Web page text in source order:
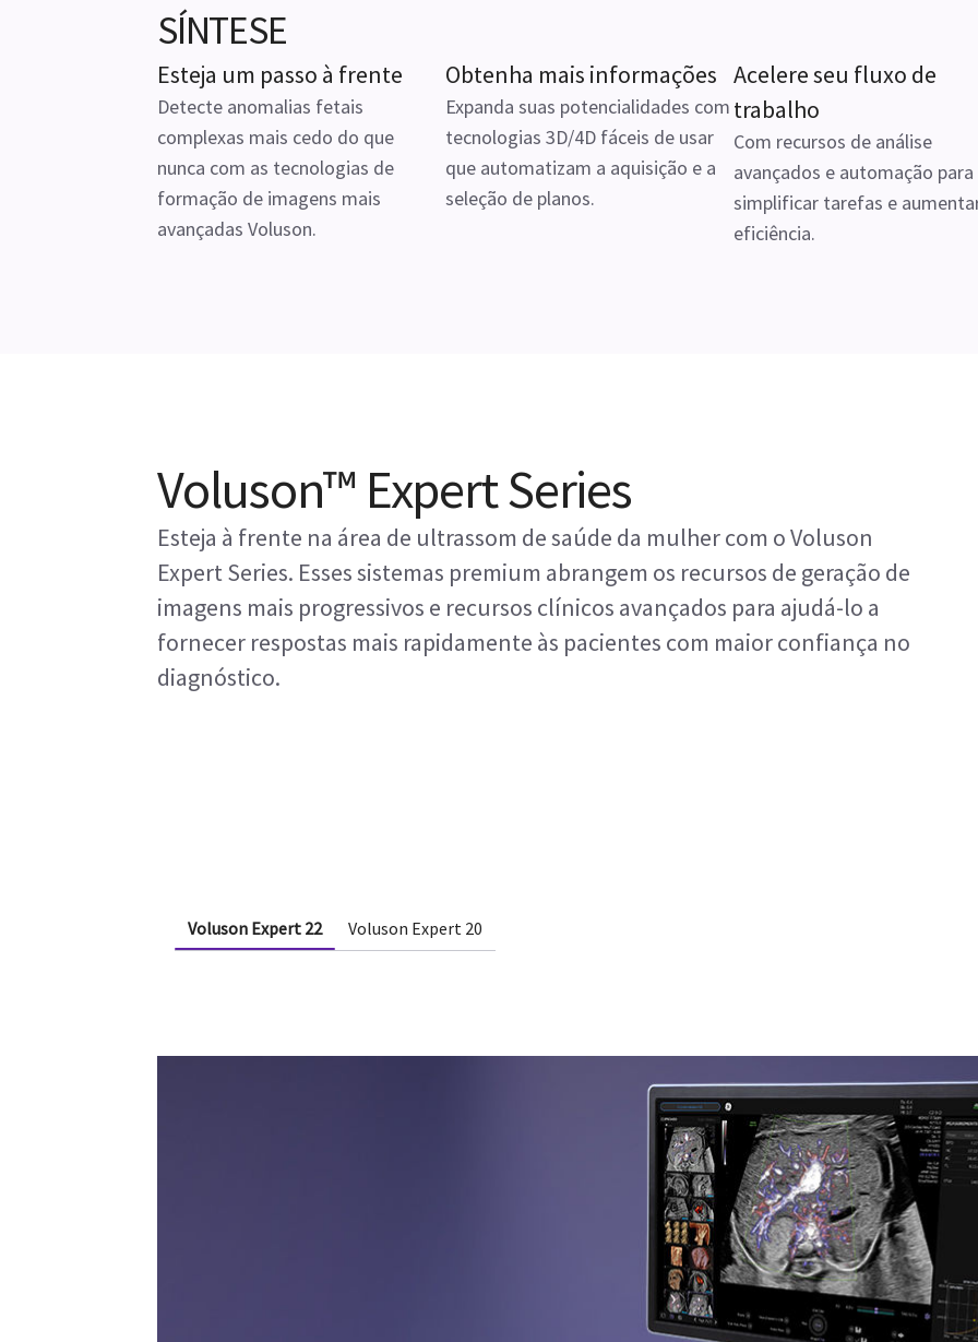
SÍNTESE
Esteja um passo à frente
Detecte anomalias fetais
complexas mais cedo do que
nunca com as tecnologias de
formação de imagens mais
avançadas Voluson.
Obtenha mais informações
Expanda suas potencialidades com
tecnologias 3D/4D fáceis de usar
que automatizam a aquisição e a
seleção de planos.
Acelere seu fluxo de
trabalho
Com recursos de análise
avançados e automação para
simplificar tarefas e
eficiência.
Voluson™ Expert Series
Esteja à frente na área de ultrassom de saúde da mulher com o Voluson
Expert Series. Esses sistemas premium abrangem os recursos de geração de
imagens mais progressivos e recursos clínicos avançados para ajudá-lo a
fornecer respostas mais rapidamente às pacientes com maior confiança no
diagnóstico.
Voluson Expert 22 Voluson Expert 20